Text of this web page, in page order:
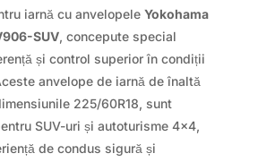
iarnă cu anvelopele Yokohama
SUV, concepute special
și control superior în condiții
anvelope de iarnă de înaltă
225/60R18, sunt
SUV-uri și autoturisme 4×4,
de condus sigură și